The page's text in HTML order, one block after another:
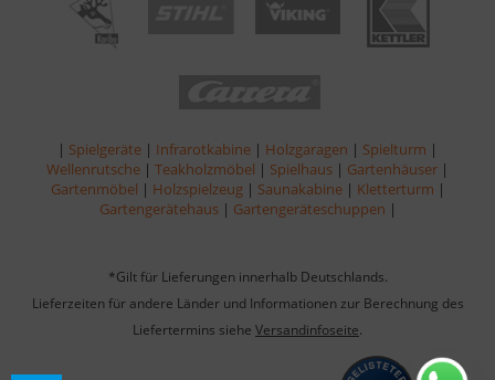
| Spielgeräte | Infrarotkabine | Holzgaragen | Spielturm |
Wellenrutsche | Teakholzmöbel | Spielhaus | Gartenhäuser |
Gartenmöbel | Holzspielzeug | Saunakabine | Kletterturm |
Gartengerätehaus | Gartengeräteschuppen |
*Gilt für Lieferungen innerhalb Deutschlands.
Lieferzeiten für andere Länder und Informationen zur Berechnung des
Liefertermins siehe Versandinfoseite.